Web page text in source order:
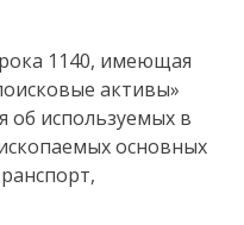
1140, имеющая
активы»
используемых в
основных